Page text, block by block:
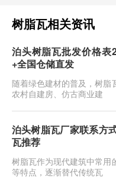
树脂瓦相关资讯
泊头树脂瓦批发价格
+全国仓储直发
随着绿色建材的普及，树脂
农村自建房、仿古商业建
泊头树脂瓦厂家联系方
瓦推荐
树脂瓦作为现代建筑中常用
等特点，逐渐替代传统瓦